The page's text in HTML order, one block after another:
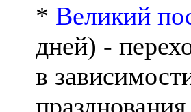
* Великий
дней) -
в